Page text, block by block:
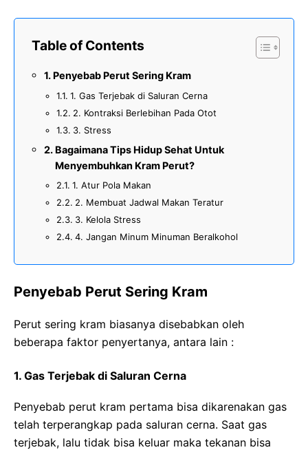
Table of Contents
Penyebab Perut Sering Kram
1. Gas Terjebak di Saluran Cerna
2. Kontraksi Berlebihan Pada Otot
3. Stress
Bagaimana Tips Hidup Sehat Untuk
Menyembuhkan Kram Perut?
1. Atur Pola Makan
2. Membuat Jadwal Makan Teratur
3. Kelola Stress
4. Jangan Minum Minuman Beralkohol
Penyebab Perut Sering Kram
Perut sering kram biasanya disebabkan oleh
beberapa faktor penyertanya, antara lain :
1. Gas Terjebak di Saluran Cerna
Penyebab perut kram pertama bisa dikarenakan gas
telah terperangkap pada saluran cerna. Saat gas
terjebak, lalu tidak bisa keluar maka tekanan bisa